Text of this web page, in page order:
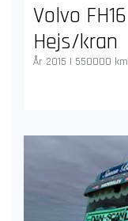
Volvo
Hejs/kran
År 2015 | 550000